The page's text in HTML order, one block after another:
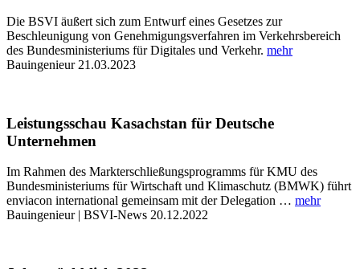
Die BSVI äußert sich zum Entwurf eines Gesetzes zur
Beschleunigung von Genehmigungsverfahren im Verkehrsbereich
des Bundesministeriums für Digitales und Verkehr. mehr
Bauingenieur 21.03.2023
Leistungsschau Kasachstan für Deutsche
Unternehmen
Im Rahmen des Markterschließungsprogramms für KMU des
Bundesministeriums für Wirtschaft und Klimaschutz (BMWK) führt
enviacon international gemeinsam mit der Delegation … mehr
Bauingenieur | BSVI-News 20.12.2022